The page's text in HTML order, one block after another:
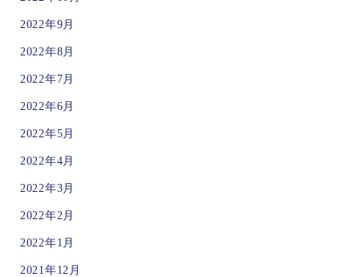
2022年9月
2022年8月
2022年7月
2022年6月
2022年5月
2022年4月
2022年3月
2022年2月
2022年1月
2021年12月